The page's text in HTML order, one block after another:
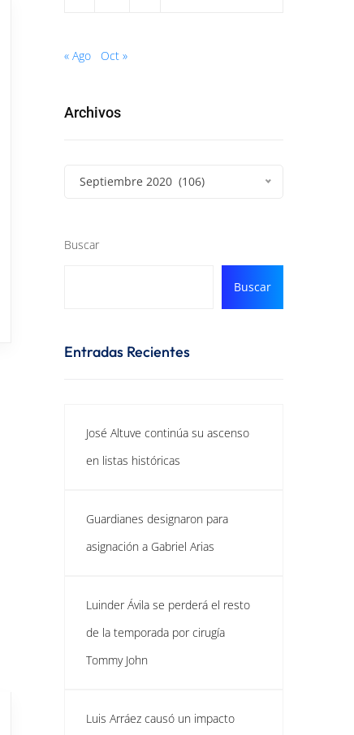
« Ago Oct »
Archivos
Septiembre 2020 (106)
Buscar
Buscar
Entradas Recientes
José Altuve continúa su ascenso
en listas históricas
Guardianes designaron para
asignación a Gabriel Arias
Luinder Ávila se perderá el resto
de la temporada por cirugía
Tommy John
Luis Arráez causó un impacto